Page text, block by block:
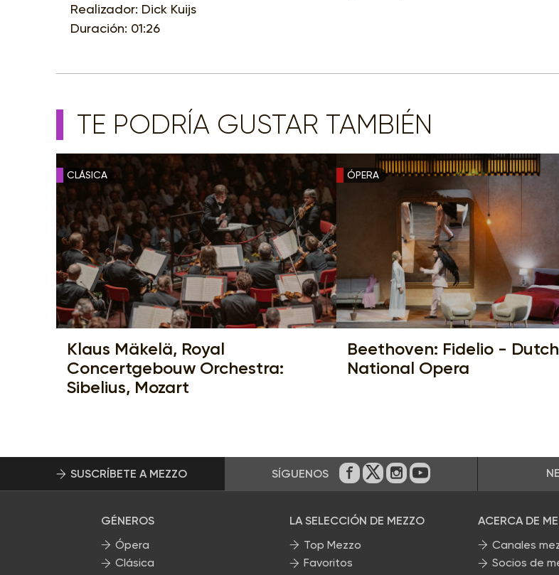
Realizador: Dick Kuijs
Duración: 01:26
TE PODRÍA GUSTAR TAMBIÉN
CLÁSICA
Klaus Mäkelä, Royal
Concertgebouw Orchestra:
Sibelius, Mozart
ÓPERA
Beethoven: Fidelio - Dutch
National Opera
SUSCRÍBETE A MEZZO SÍGUENOS En Facebook
En Twitter
En Instagram
En Youtube
GÉNEROS
Ópera
Clásica
LA SELECCIÓN DE MEZZO
Top Mezzo
Favoritos
ACERCA DE
Canales
Socios de